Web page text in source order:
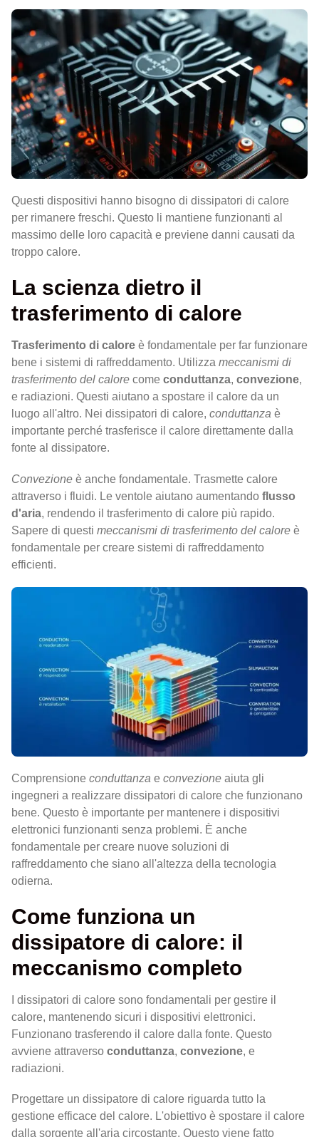
Questi dispositivi hanno bisogno di dissipatori di calore
per rimanere freschi. Questo li mantiene funzionanti al
massimo delle loro capacità e previene danni causati da
troppo calore.
La scienza dietro il
trasferimento di calore
Trasferimento di calore è fondamentale per far funzionare
bene i sistemi di raffreddamento. Utilizza meccanismi di
trasferimento del calore come conduttanza, convezione,
e radiazioni. Questi aiutano a spostare il calore da un
luogo all'altro. Nei dissipatori di calore, conduttanza è
importante perché trasferisce il calore direttamente dalla
fonte al dissipatore.
Convezione è anche fondamentale. Trasmette calore
attraverso i fluidi. Le ventole aiutano aumentando flusso
d'aria, rendendo il trasferimento di calore più rapido.
Sapere di questi meccanismi di trasferimento del calore è
fondamentale per creare sistemi di raffreddamento
efficienti.
Comprensione conduttanza e convezione aiuta gli
ingegneri a realizzare dissipatori di calore che funzionano
bene. Questo è importante per mantenere i dispositivi
elettronici funzionanti senza problemi. È anche
fondamentale per creare nuove soluzioni di
raffreddamento che siano all'altezza della tecnologia
odierna.
Come funziona un
dissipatore di calore: il
meccanismo completo
I dissipatori di calore sono fondamentali per gestire il
calore, mantenendo sicuri i dispositivi elettronici.
Funzionano trasferendo il calore dalla fonte. Questo
avviene attraverso conduttanza, convezione, e
radiazioni.
Progettare un dissipatore di calore riguarda tutto la
gestione efficace del calore. L'obiettivo è spostare il calore
dalla sorgente all'aria circostante. Questo viene fatto